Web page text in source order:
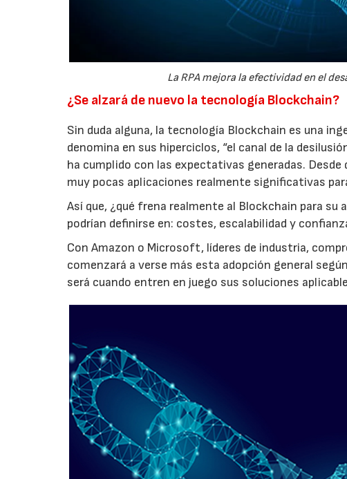
La RPA mejora la efectividad en el
¿Se alzará de nuevo la tecnología Blockchain?
Sin duda alguna, la tecnología Blockchain es una
denomina en sus hiperciclos, “el canal de la
ha cumplido con las expectativas generadas. Desde
muy pocas aplicaciones realmente significativas
Así que, ¿qué frena realmente al Blockchain para
podrían definirse en: costes, escalabilidad y
Con Amazon o Microsoft, líderes de industria,
comenzará a verse más esta adopción general
será cuando entren en juego sus soluciones